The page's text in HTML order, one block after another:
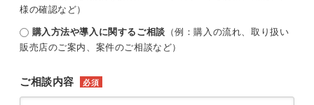
様の確認など）
購入方法や導入に関するご相談 （例：購入の流れ、取り扱い
販売店のご案内、案件のご相談など）
ご相談内容 必須